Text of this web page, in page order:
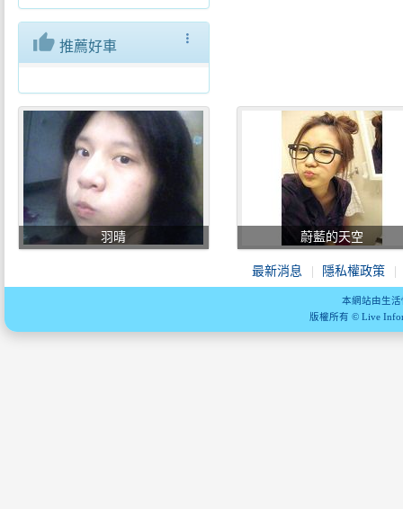
more_vert
thumb_up 推薦好車
羽晴 蔚藍的天空
最新消息 隱私權政策
本網站由生
版權所有 © Live